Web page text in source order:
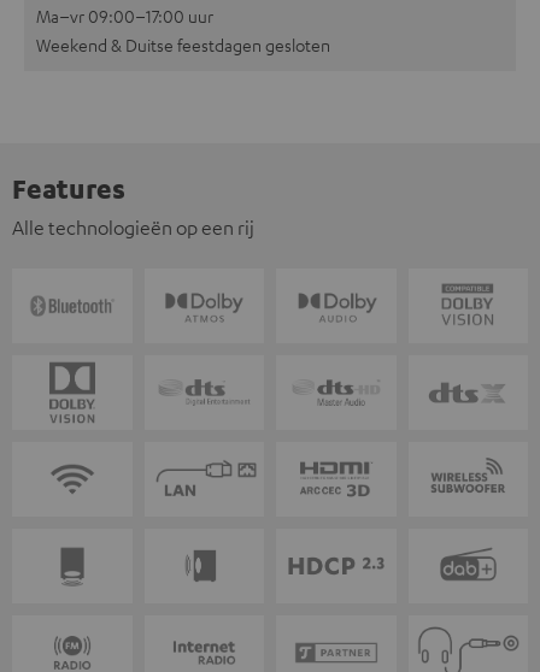
Ma–vr 09:00–17:00 uur
Weekend & Duitse feestdagen gesloten
Features
Alle technologieën op een rij